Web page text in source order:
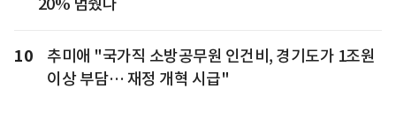
20% 멈췄다
10
추미애 "국가직 소방공무원 인건비, 경기도가 1조원
이상 부담… 재정 개혁 시급"